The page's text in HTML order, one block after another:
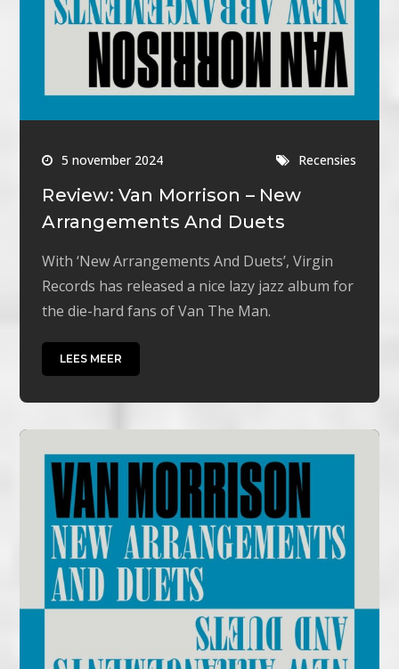
5 november 2024 Recensies
Review: Van Morrison – New
Arrangements And Duets
With ‘New Arrangements And Duets’, Virgin
Records has released a nice lazy jazz album for
the die-hard fans of Van The Man.
LEES MEER